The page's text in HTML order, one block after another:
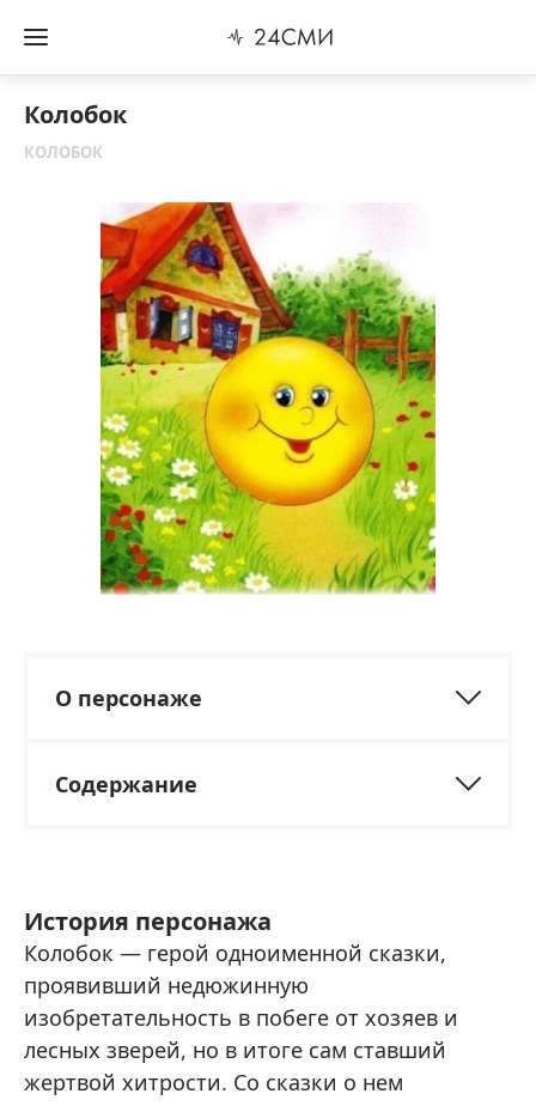
Колобок
КОЛОБОК
О персонаже
Содержание
История персонажа
Колобок — герой одноименной сказки,
проявивший недюжинную
изобретательность в побеге от хозяев и
лесных зверей, но в итоге сам ставший
жертвой хитрости. Со сказки о нем